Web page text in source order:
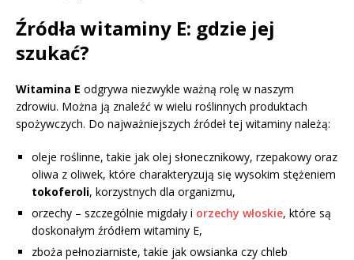
Źródła witaminy E: gdzie jej
szukać?
Witamina E odgrywa niezwykle ważną rolę w naszym
zdrowiu. Można ją znaleźć w wielu roślinnych produktach
spożywczych. Do najważniejszych źródeł tej witaminy należą:
oleje roślinne, takie jak olej słonecznikowy, rzepakowy oraz
oliwa z oliwek, które charakteryzują się wysokim stężeniem
tokoferoli, korzystnych dla organizmu,
orzechy – szczególnie migdały i orzechy włoskie, które są
doskonałym źródłem witaminy E,
zboża pełnoziarniste, takie jak owsianka czy chleb